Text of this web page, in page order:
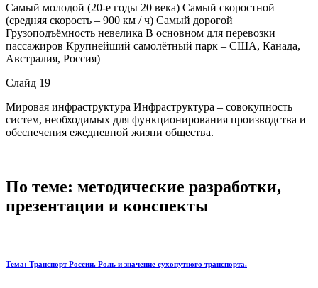
Самый молодой (20-е годы 20 века) Самый скоростной
(средняя скорость – 900 км / ч) Самый дорогой
Грузоподъёмность невелика В основном для перевозки
пассажиров Крупнейший самолётный парк – США, Канада,
Австралия, Россия)
Слайд 19
Мировая инфраструктура Инфраструктура – совокупность
систем, необходимых для функционирования производства и
обеспечения ежедневной жизни общества.
По теме: методические разработки,
презентации и конспекты
Тема: Транспорт России. Роль и значение сухопутного транспорта.